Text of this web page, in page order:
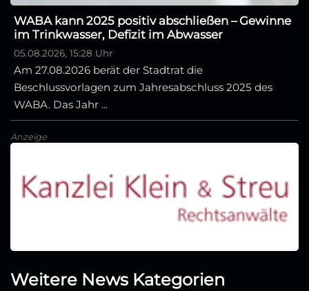
WABA kann 2025 positiv abschließen – Gewinne
im Trinkwasser, Defizit im Abwasser
05.08.2026, 15:28 Uhr
Am 27.08.2026 berät der Stadtrat die
Beschlussvorlagen zum Jahresabschluss 2025 des
WABA. Das Jahr ...
Anzeige
Weitere News Kategorien